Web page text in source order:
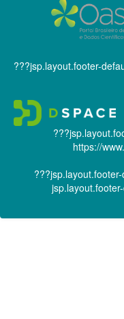
???jsp.layout.footer-
https://